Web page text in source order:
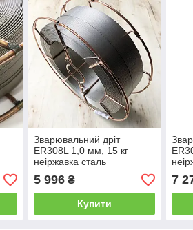
Зварювальний дріт
ER308L 1,0 мм, 15 кг
неіржавка сталь
5 996₴
Купити
Св-
7